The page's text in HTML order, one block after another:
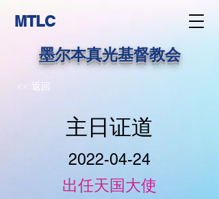
MTLC
墨尔本真光基督教会
<< 返回
主日证道
2022-04-24
出任天国大使